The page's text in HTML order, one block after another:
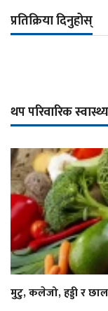
प्रतिक्रिया दिनुहोस्
थप परिवारिक स्वास्थ्य
मुटु, कलेजो, हड्डी र